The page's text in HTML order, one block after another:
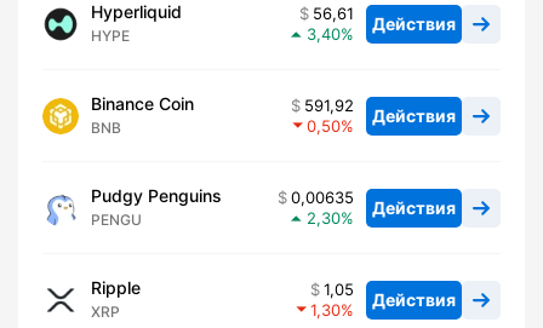
Hyperliquid
HYPE
56,61
3,40
Действия
Binance Coin
BNB
591,92
0,50
Действия
Pudgy Penguins
PENGU
0,00635
2,30
Действия
Ripple
XRP
1,05
1,30
Действия